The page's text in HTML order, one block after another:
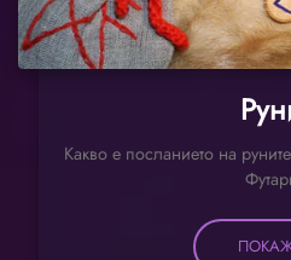
Какво е посланието на